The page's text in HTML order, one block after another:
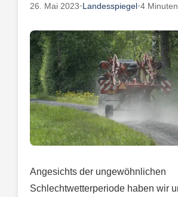
26. Mai 2023•Landesspiegel•4 Minuten
Angesichts der ungewöhnlichen
Schlechtwetterperiode haben wir